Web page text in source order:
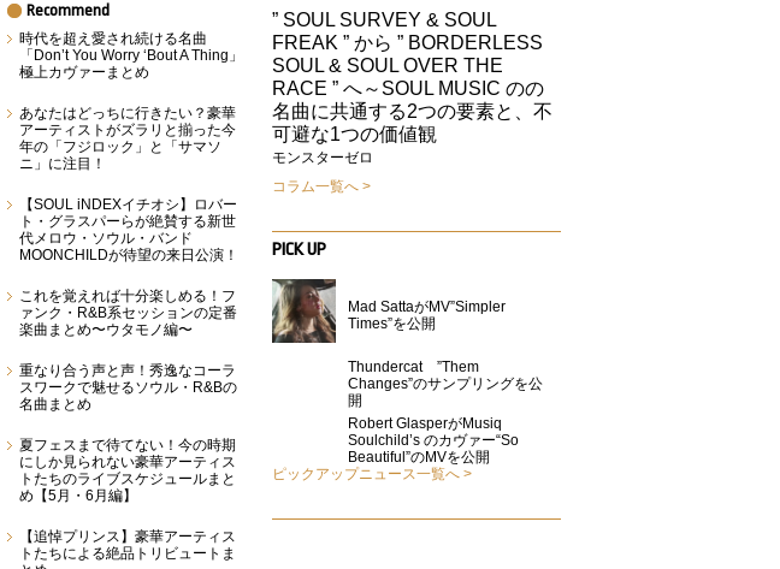
Recommend
時代を超え愛され続ける名曲
「Don’t You Worry ‘Bout A Thing」
極上カヴァーまとめ
あなたはどっちに行きたい？豪華
アーティストがズラリと揃った今
年の「フジロック」と「サマソ
ニ」に注目！
【SOUL iNDEXイチオシ】ロバー
ト・グラスパーらが絶賛する新世
代メロウ・ソウル・バンド
MOONCHILDが待望の来日公演！
これを覚えれば十分楽しめる！フ
ァンク・R&B系セッションの定番
楽曲まとめ〜ウタモノ編〜
重なり合う声と声！秀逸なコーラ
スワークで魅せるソウル・R&Bの
名曲まとめ
夏フェスまで待てない！今の時期
にしか見られない豪華アーティス
トたちのライブスケジュールまと
め【5月・6月編】
【追悼プリンス】豪華アーティス
トたちによる絶品トリビュートま
” SOUL SURVEY & SOUL
FREAK ” から ” BORDERLESS
SOUL & SOUL OVER THE
RACE ” へ～SOUL MUSIC のの
名曲に共通する2つの要素と、不
可避な1つの価値観
モンスターゼロ
コラム一覧へ
PICK UP
Mad SattaがMV”Simpler
Times”を公開
Thundercat ”Them
Changes”のサンプリングを公
開
Robert GlasperがMusiq
Soulchild’s のカヴァー“So
Beautiful”のMVを公開
ピックアップニュース一覧へ